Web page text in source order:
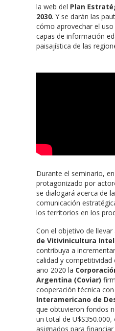
la web del Plan
2030. Y se darán las
cómo aprovechar el
capas de información
paisajística de las
Durante el seminario,
protagonizado por
se dialogará acerca de
comunicación
los territorios en los
Con el objetivo de llevar
de Vitivinicultura
contribuya a
calidad y competitividad
año 2020 la
Argentina (Coviar)
cooperación técnica con
Interamericano de
que obtuvieron fondos
un total de
asignados para